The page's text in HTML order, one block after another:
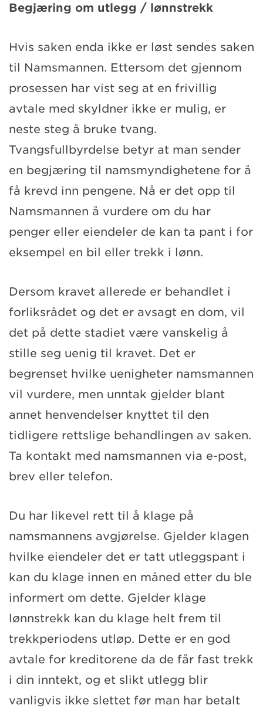
Begjæring om utlegg / lønnstrekk
Hvis saken enda ikke er løst sendes saken
til Namsmannen. Ettersom det gjennom
prosessen har vist seg at en frivillig
avtale med skyldner ikke er mulig, er
neste steg å bruke tvang.
Tvangsfullbyrdelse betyr at man sender
en begjæring til namsmyndighetene for å
få krevd inn pengene. Nå er det opp til
Namsmannen å vurdere om du har
penger eller eiendeler de kan ta pant i for
eksempel en bil eller trekk i lønn.
Dersom kravet allerede er behandlet i
forliksrådet og det er avsagt en dom, vil
det på dette stadiet være vanskelig å
stille seg uenig til kravet. Det er
begrenset hvilke uenigheter namsmannen
vil vurdere, men unntak gjelder blant
annet henvendelser knyttet til den
tidligere rettslige behandlingen av saken.
Ta kontakt med namsmannen via e-post,
brev eller telefon.
Du har likevel rett til å klage på
namsmannens avgjørelse. Gjelder klagen
hvilke eiendeler det er tatt utleggspant i
kan du klage innen en måned etter du ble
informert om dette. Gjelder klage
lønnstrekk kan du klage helt frem til
trekkperiodens utløp. Dette er en god
avtale for kreditorene da de får fast trekk
i din inntekt, og et slikt utlegg blir
vanligvis ikke slettet før man har betalt